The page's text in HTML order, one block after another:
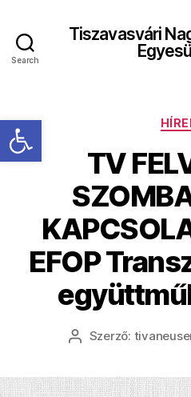
Eszköztár megnyitása
Search
Tiszavasvári
TV
EFOP
Bejegyzés
Szerző: